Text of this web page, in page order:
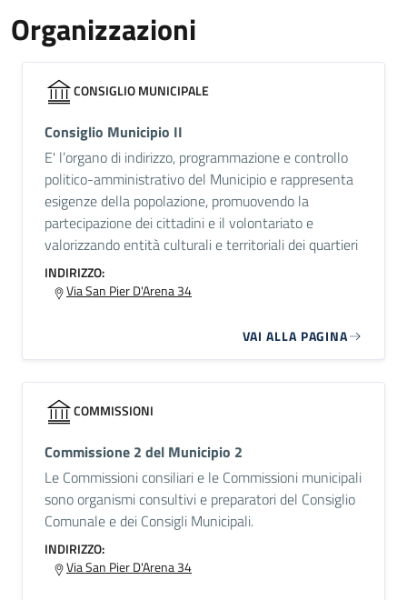
Organizzazioni
CONSIGLIO MUNICIPALE
Consiglio Municipio II
E' l’organo di indirizzo, programmazione e controllo
politico-amministrativo del Municipio e rappresenta
esigenze della popolazione, promuovendo la
partecipazione dei cittadini e il volontariato e
valorizzando entità culturali e territoriali dei quartieri
INDIRIZZO:
Via San Pier D'Arena 34
VAI ALLA PAGINA
COMMISSIONI
Commissione 2 del Municipio 2
Le Commissioni consiliari e le Commissioni municipali
sono organismi consultivi e preparatori del Consiglio
Comunale e dei Consigli Municipali.
INDIRIZZO:
Via San Pier D'Arena 34